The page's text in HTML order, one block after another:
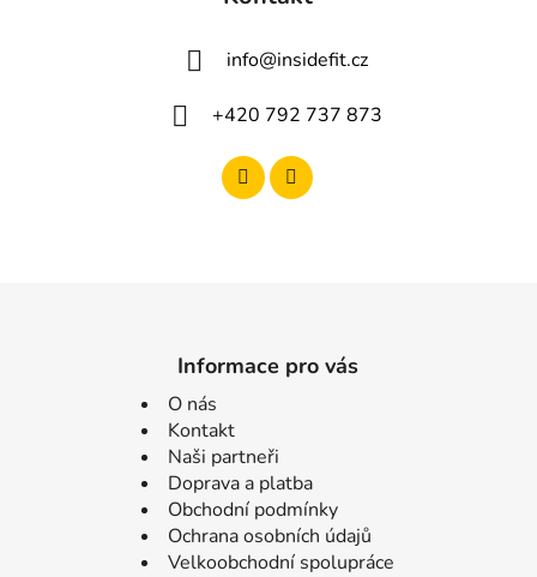
info@insidefit.cz
+420 792 737 873
Informace pro vás
O nás
Kontakt
Naši partneři
Doprava a platba
Obchodní podmínky
Ochrana osobních údajů
Velkoobchodní spolupráce